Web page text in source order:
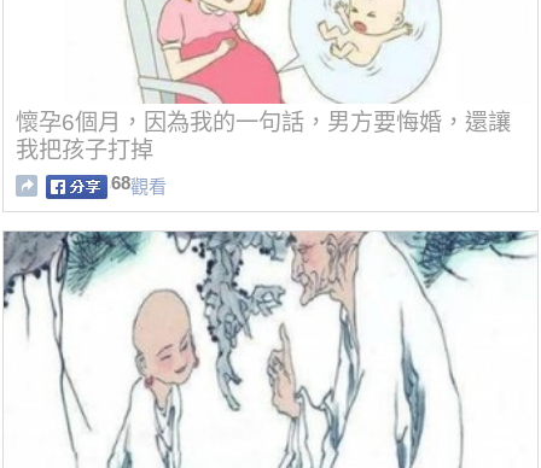
懷孕6個月，因為我的一句話，男方要悔婚，還讓
我把孩子打掉
68觀看